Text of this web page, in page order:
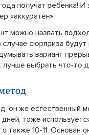
получат ребенка! И
«аккуратен».
можно назвать
сюрприза будут
вариант
выбрать что-то
он же естественный
тоже
также 10-11. Основан